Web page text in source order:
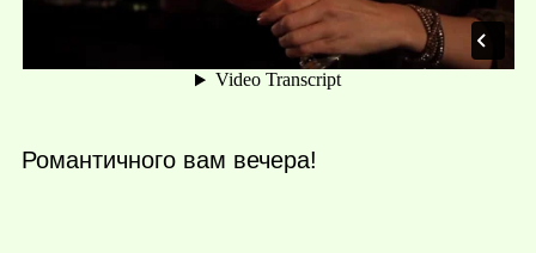
Романтичного вам вечера!